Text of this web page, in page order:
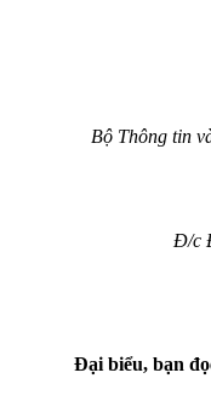
Bộ Thông tin
Đ/c
Đại biểu, bạn